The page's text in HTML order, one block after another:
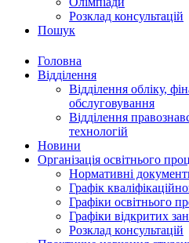
Розклад консультацій
Пошук
Головна
Відділення
Відділення обліку,
обслуговування
Відділення
технологій
Новини
Організація освітнього
Нормативні
Графік
Графіки освітнього
Графіки відкритих
Розклад консультацій